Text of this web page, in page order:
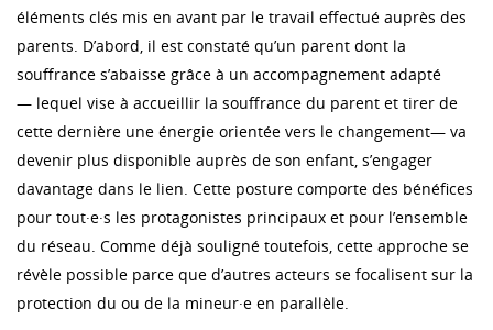
éléments clés mis en avant par le travail effectué auprès des
parents. D’abord, il est constaté qu’un parent dont la
souffrance s’abaisse grâce à un accompagnement adapté
— lequel vise à accueillir la souffrance du parent et tirer de
cette dernière une énergie orientée vers le changement— va
devenir plus disponible auprès de son enfant, s’engager
davantage dans le lien. Cette posture comporte des bénéfices
pour tout·e·s les protagonistes principaux et pour l’ensemble
du réseau. Comme déjà souligné toutefois, cette approche se
révèle possible parce que d’autres acteurs se focalisent sur la
protection du ou de la mineur·e en parallèle.